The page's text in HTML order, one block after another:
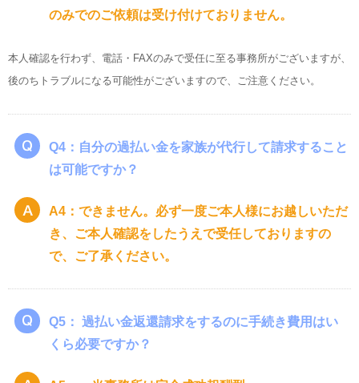
のみでのご依頼は受け付けておりません。
本人確認を行わず、電話・FAXのみで受任に至る事務所がございますが、
後のちトラブルになる可能性がございますので、ご注意ください。
Q4：自分の過払い金を家族が代行して請求すること
は可能ですか？
A4：できません。必ず一度ご本人様にお越しいただ
き、ご本人確認をしたうえで受任しておりますの
で、ご了承ください。
Q5： 過払い金返還請求をするのに手続き費用はい
くら必要ですか？